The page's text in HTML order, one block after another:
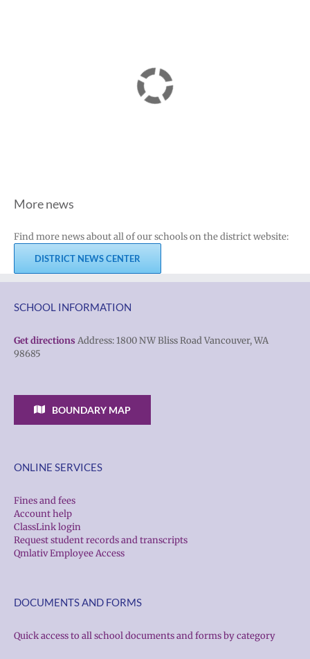
More news
Find more news about all of our schools on the district website:
DISTRICT NEWS CENTER
SCHOOL INFORMATION
Get directions Address: 1800 NW Bliss Road Vancouver, WA
98685
BOUNDARY MAP
ONLINE SERVICES
Fines and fees
Account help
ClassLink login
Request student records and transcripts
Qmlativ Employee Access
DOCUMENTS AND FORMS
Quick access to all school documents and forms by category